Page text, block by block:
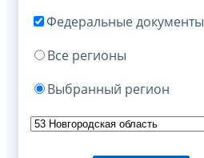
Федеральные документы
Все регионы
Выбранный регион